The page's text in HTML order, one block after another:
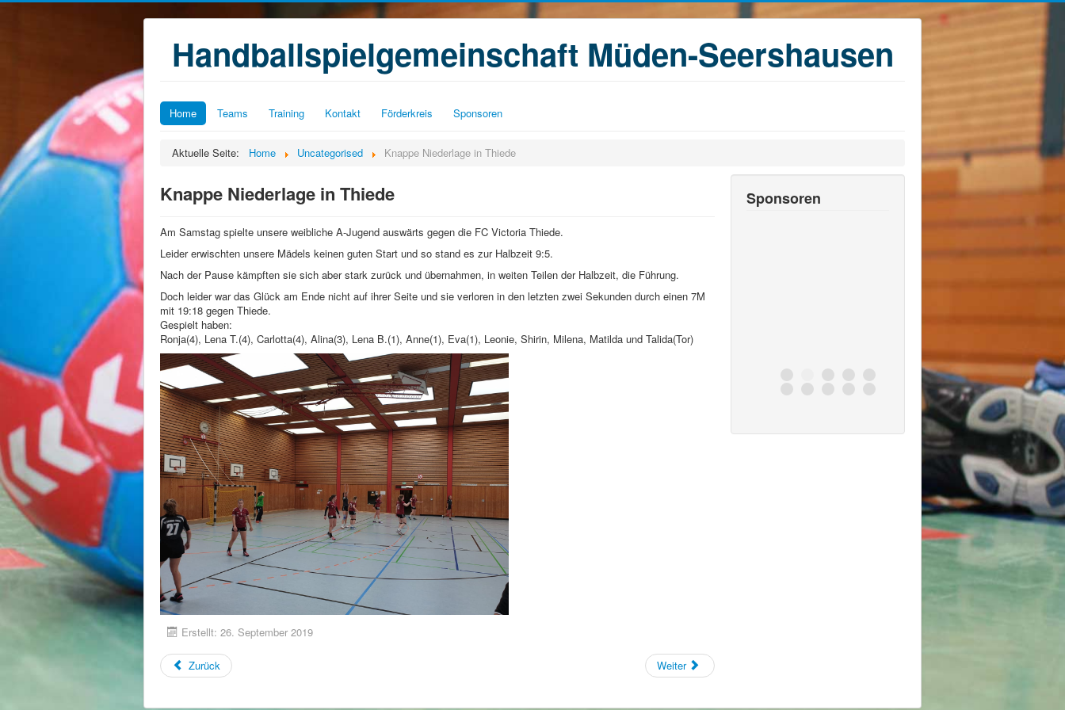
Handballspielgemeinschaft Müden-Seershausen
Home Teams Training Kontakt Förderkreis Sponsoren
Aktuelle Seite: Home Uncategorised Knappe Niederlage in Thiede
Knappe Niederlage in Thiede
Am Samstag spielte unsere weibliche A-Jugend auswärts gegen die FC Victoria Thiede.
Leider erwischten unsere Mädels keinen guten Start und so stand es zur Halbzeit 9:5.
Nach der Pause kämpften sie sich aber stark zurück und übernahmen, in weiten Teilen der Halbzeit, die Führung.
Doch leider war das Glück am Ende nicht auf ihrer Seite und sie verloren in den letzten zwei Sekunden durch einen 7M
mit 19:18 gegen Thiede.
Gespielt haben:
Ronja(4), Lena T.(4), Carlotta(4), Alina(3), Lena B.(1), Anne(1), Eva(1), Leonie, Shirin, Milena, Matilda und Talida(Tor)
Erstellt: 26. September 2019
Zurück Weiter
Sponsoren